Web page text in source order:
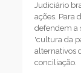
Judiciário
ações. Para
defendem a
'cultura da
alternativos
conciliação.